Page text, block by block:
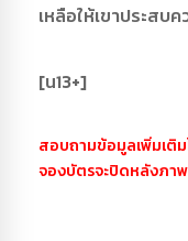
เหลือให้เขาประสบ
[น13+]
สอบถามข้อมูลเพิ่มเติ
จองบัตรจะปิดหลังภา